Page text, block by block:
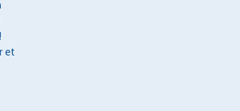
et